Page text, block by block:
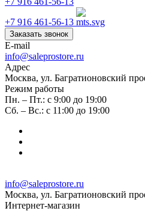
+7 916 461-56-13
Заказать звонок
E-mail
info@saleprostore.ru
Адрес
Москва, ул. Багратионовский
Режим работы
Пн. – Пт.: с 9:00 до 19:00
Сб. – Вс.: с 11:00 до 19:00
info@saleprostore.ru
Москва, ул. Багратионовский
Интернет-магазин